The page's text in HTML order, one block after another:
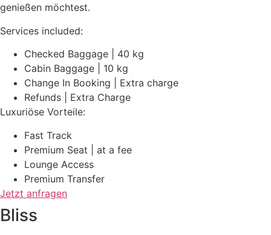
genießen möchtest.
Services included:
Checked Baggage | 40 kg
Cabin Baggage | 10 kg
Change In Booking | Extra charge
Refunds | Extra Charge
Luxuriöse Vorteile:
Fast Track
Premium Seat | at a fee
Lounge Access
Premium Transfer
Jetzt anfragen
Bliss